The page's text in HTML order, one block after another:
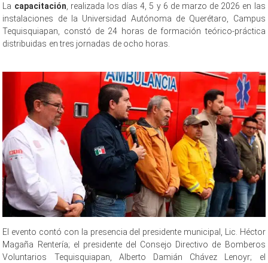
La capacitación , realizada los días 4, 5 y 6 de marzo de 2026 en las
instalaciones de la Universidad Autónoma de Querétaro, Campus
Tequisquiapan, constó de 24 horas de formación teórico-práctica
distribuidas en tres jornadas de ocho horas.
El evento contó con la presencia del presidente municipal, Lic. Héctor
Magaña Rentería; el presidente del Consejo Directivo de Bomberos
Voluntarios Tequisquiapan, Alberto Damián Chávez Lenoyr; el